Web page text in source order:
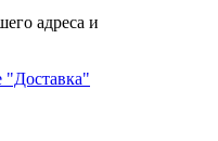
адреса и
"Доставка"